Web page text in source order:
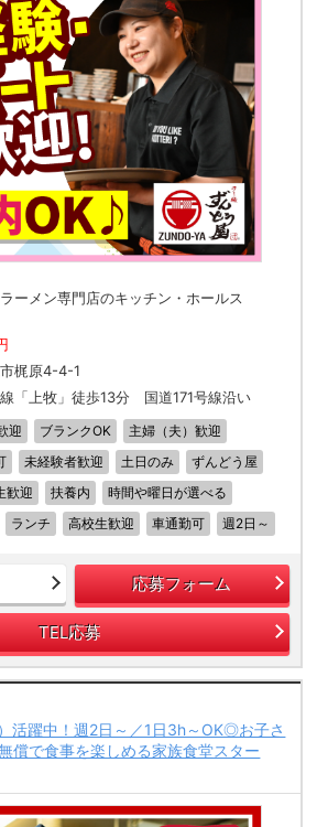
ラーメン専門店のキッチン・ホールス
梶原4-4-1
「上牧」徒歩13分 国道171号線沿い
迎 ブランクOK
主婦（夫）歓迎
未経験者歓迎 土日のみ
ずんどう屋
歓迎 扶養内
時間や曜日が選べる
ランチ 高校生歓迎 車通勤可 週2日～
応募フォーム
TEL応募
活躍中！週2日～／1日3h～OK◎お子さ
償で食事を楽しめる家族食堂スター